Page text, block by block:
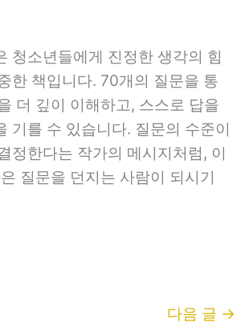
청소년들에게 진정한 생각의 힘
한 책입니다. 70개의 질문을 통
더 깊이 이해하고, 스스로 답을
기를 수 있습니다. 질문의 수준이
정한다는 작가의 메시지처럼, 이
질문을 던지는 사람이 되시기
다음 글 →